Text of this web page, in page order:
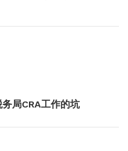
务局CRA工作的坑